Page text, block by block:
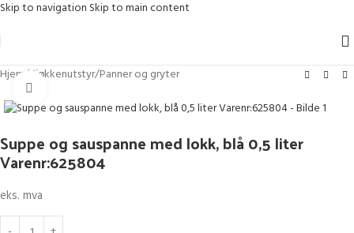
Skip to navigation Skip to main content
Hjem / Kjøkkenutstyr/Panner og gryter
Suppe og sauspanne med lokk, blå 0,5 liter
Varenr:625804
eks. mva